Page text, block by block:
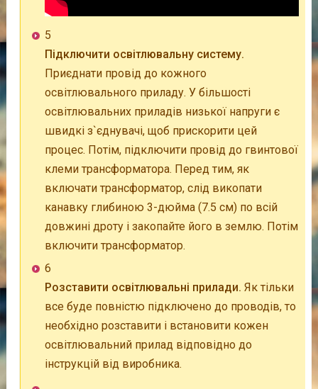
5
Підключити освітлювальну систему.
Приєднати провід до кожного
освітлювального приладу. У більшості
освітлювальних приладів низької напруги є
швидкі з`єднувачі, щоб прискорити цей
процес. Потім, підключити провід до гвинтової
клеми трансформатора. Перед тим, як
включати трансформатор, слід викопати
канавку глибиною 3-дюйма (7.5 см) по всій
довжині дроту і закопайте його в землю. Потім
включити трансформатор.
6
Розставити освітлювальні прилади. Як тільки
все буде повністю підключено до проводів, то
необхідно розставити і встановити кожен
освітлювальний прилад відповідно до
інструкцій від виробника.